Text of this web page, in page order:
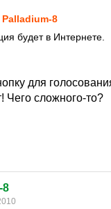
Palladium-8
будет в Интернете.
для
Чего сложного-то?
8